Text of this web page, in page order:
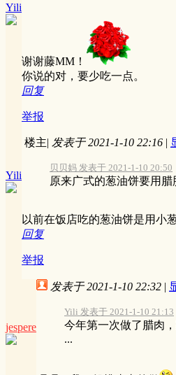
Yili
谢谢藤MM！
你说的对，要少吃一点。
回复
举报
Yili
楼主| 发表于 2021-1-10 22:16 |
贝贝妈 发表于 2021-1-10 20:50
原来广式的葱油饼要用腊
以前在饭店吃的葱油饼是用小
回复
举报
jespere
发表于 2021-1-10 22:32 |
Yili 发表于 2021-1-10 21:13
今年第一次做了腊肉
...